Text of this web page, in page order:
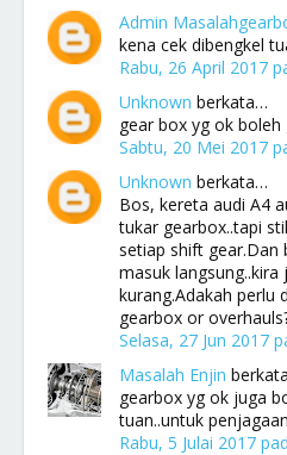
Admin
kena cek dibengkel
Rabu, 26 April 2017
Unknown berkata…
gear box yg ok
Sabtu, 20 Mei 2017
Unknown berkata…
Bos, kereta audi A4
tukar gearbox..tapi
setiap shift gear.Dan
masuk langsung..kira
kurang.Adakah perlu
gearbox or
Selasa, 27 Jun 2017
Masalah Enjin
gearbox yg ok juga
tuan..untuk
Rabu, 5 Julai 2017